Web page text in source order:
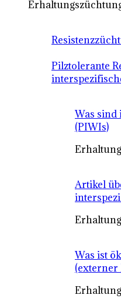
Pilztolerante
Was sind
(PIWIs)
Artikel
Was ist
(externer